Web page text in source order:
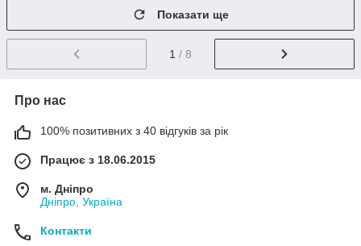
Показати ще
1 / 8
Про нас
100% позитивних з 40 відгуків за рік
Працює з 18.06.2015
м. Дніпро
Дніпро, Україна
Контакти